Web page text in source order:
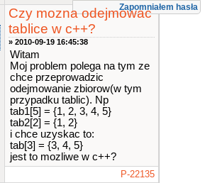
Zapomniałem hasła
Czy mozna odejmowac
tablice w c++?
» 2010-09-19 16:45:38
Witam
Moj problem polega na tym ze
chce przeprowadzic
odejmowanie zbiorow(w tym
przypadku tablic). Np
tab1[5] = {1, 2, 3, 4, 5}
tab2[2] = {1, 2}
i chce uzyskac to:
tab[3] = {3, 4, 5}
jest to mozliwe w c++?
P-22135